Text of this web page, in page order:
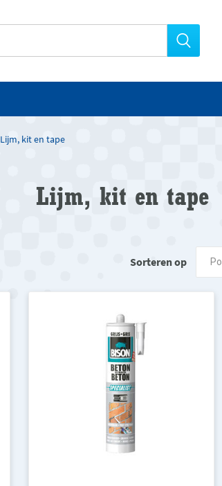
Lijm, kit en tape
Lijm, kit en tape
Sorteren op